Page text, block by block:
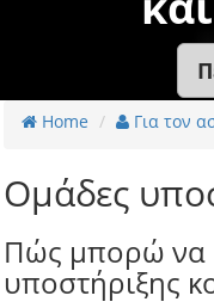
Home Για τον
Ομάδες
Πώς μπορώ να
υποστήριξης